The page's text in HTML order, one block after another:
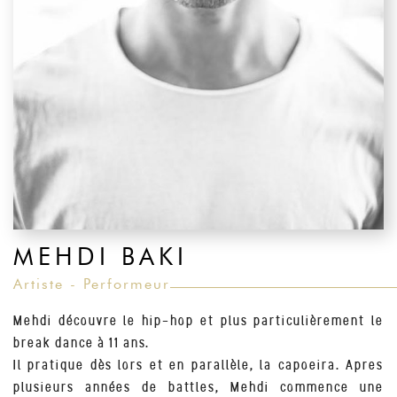
MEHDI BAKI
Artiste - Performeur
Mehdi découvre le hip-hop et plus particulièrement le
break dance à 11 ans.
Il pratique dès lors et en parallèle, la capoeira. Apres
plusieurs années de battles, Mehdi commence une